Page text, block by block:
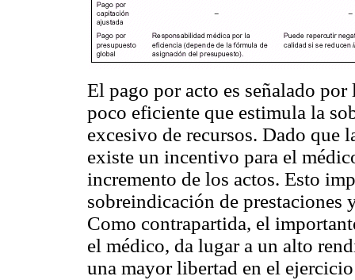
El pago por acto es señalado
poco eficiente que estimula la
excesivo de recursos. Dado que
existe un incentivo para el
incremento de los actos. Esto
sobreindicación de prestaciones
Como contrapartida, el
el médico, da lugar a un alto
una mayor libertad en el